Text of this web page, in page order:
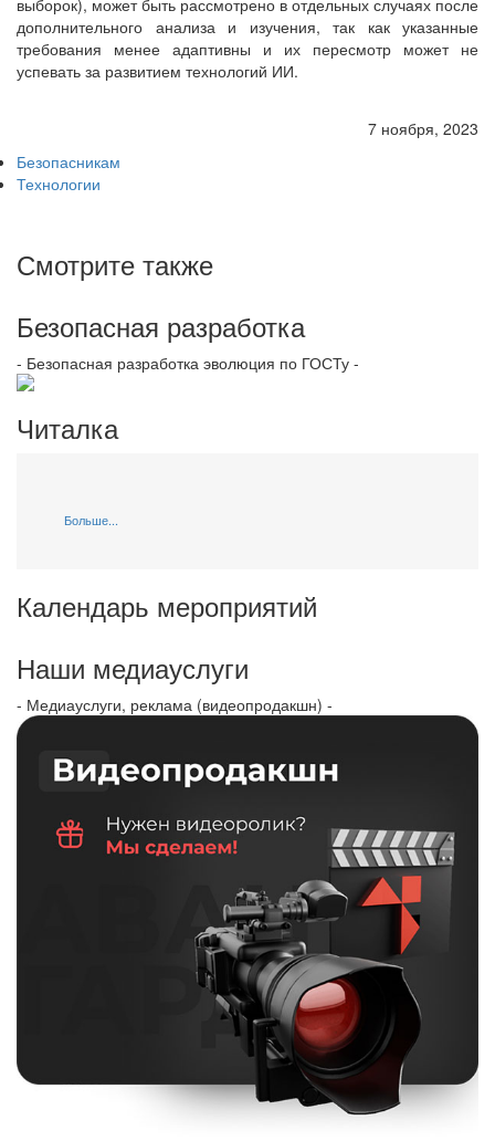
дополнительного анализа и изучения, так как указанные
требования менее адаптивны и их пересмотр может не
успевать за развитием технологий ИИ.
7 ноября, 2023
Безопасникам
Технологии
Смотрите также
Безопасная разработка
- Безопасная разработка эволюция по ГОСТу -
Читалка
Больше...
Календарь мероприятий
Наши медиауслуги
- Медиауслуги, реклама (видеопродакшн) -